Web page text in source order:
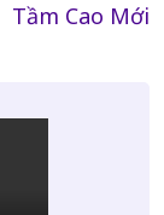
Tầm Cao Mới